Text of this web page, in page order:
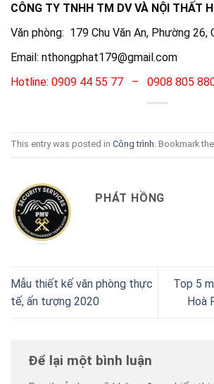
CÔNG TY TNHH TM DV VÀ NỘI THẤT
Văn phòng: 179 Chu Văn An, Phường 26,
Email: nthongphat179@gmail.com
Hotline: 0909 44 55 77 – 0908 805
This entry was posted in Công trình. Bookmark the
PHÁT HỒNG
Mẫu thiết kế văn phòng thực
tế, ấn tượng 2020
Top 5
Hoà
Để lại một bình luận